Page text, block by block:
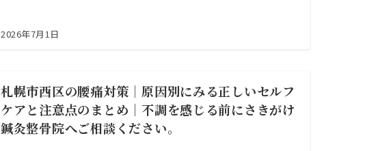
2026年7月1日
札幌市西区の腰痛対策｜原因別にみる正しいセルフ
ケアと注意点のまとめ｜不調を感じる前にさきがけ
鍼灸整骨院へご相談ください。